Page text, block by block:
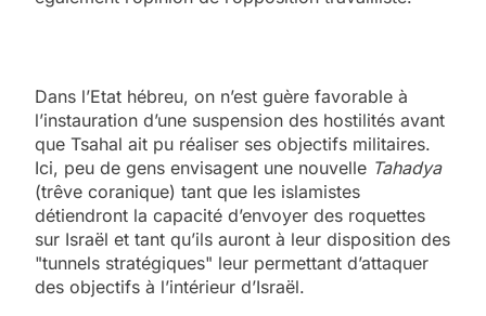
Dans l’Etat hébreu, on n’est guère favorable à
l’instauration d’une suspension des hostilités avant
que Tsahal ait pu réaliser ses objectifs militaires.
Ici, peu de gens envisagent une nouvelle Tahadya
(trêve coranique) tant que les islamistes
détiendront la capacité d’envoyer des roquettes
sur Israël et tant qu’ils auront à leur disposition des
"tunnels stratégiques" leur permettant d’attaquer
des objectifs à l’intérieur d’Israël.